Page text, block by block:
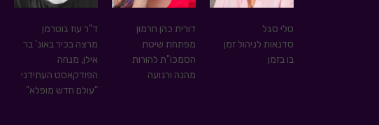
טלי סגל
סדנאות לניהול זמן
בו בזמן
דורית כהן חרמון
מפתחת שיטת
הסמכו"ת להורות
מהנה ורגועה
ד"ר עוז גוטרמן
מרצה בכיר באונ' בר
אילן, מנחה
הפודקאסט העתידני
"עולם חדש מופלא"